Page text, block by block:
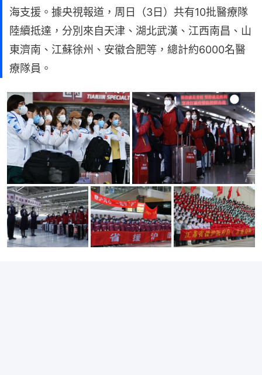
海支援。據央視報道，周日（3日）共有10批醫療隊
陸續抵達，分別來自天津、湖北武漢、江西南昌、山
東濟南、江蘇徐州、安徽合肥等，總計約6000名醫
療隊員。